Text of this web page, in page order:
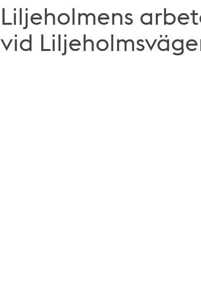
Liljeholmens
vid